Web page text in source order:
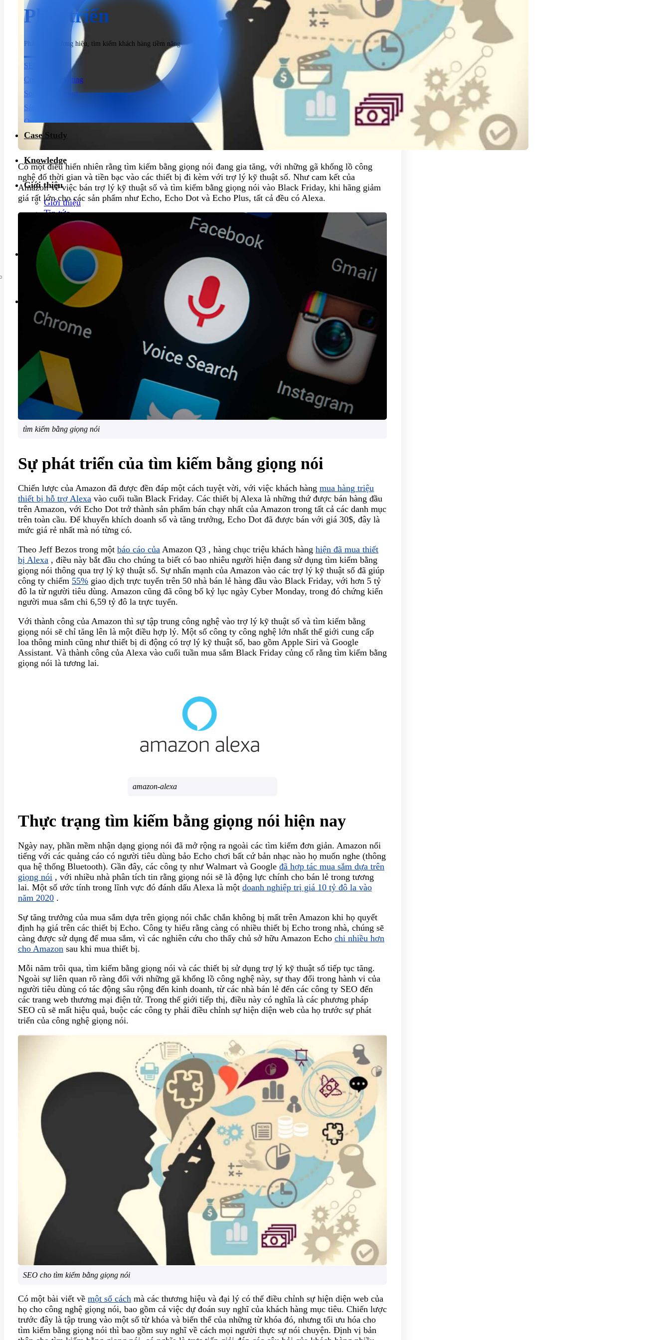
Phát triển
Phát triển thương hiệu, tìm kiếm khách hàng tiềm năng
SEO
Content Marketing
Social Marketing
Sản xuất hình ảnh & Video
Quảng cáo trả phí
Dịch vụ chăm sóc website
Case Study
Knowledge
Giới thiệu
Giới thiệu
Tin tức
Sự kiện
Liên hệ
Có một điều hiển nhiên rằng tìm kiếm bằng giọng nói đang gia tăng, với những gã khổng lồ công
nghệ đổ thời gian và tiền bạc vào các thiết bị đi kèm với trợ lý kỹ thuật số. Như cam kết của
Amazon về việc bán trợ lý kỹ thuật số và tìm kiếm bằng giọng nói vào Black Friday, khi hãng giảm
giá rất lớn cho các sản phẩm như Echo, Echo Dot và Echo Plus, tất cả đều có Alexa.
tìm kiếm bằng giọng nói
Sự phát triển của tìm kiếm bằng giọng nói
Chiến lược của Amazon đã được đền đáp một cách tuyệt vời, với việc khách hàng mua hàng triệu
thiết bị hỗ trợ Alexa vào cuối tuần Black Friday. Các thiết bị Alexa là những thứ được bán hàng đầu
trên Amazon, với Echo Dot trở thành sản phẩm bán chạy nhất của Amazon trong tất cả các danh mục
trên toàn cầu. Để khuyến khích doanh số và tăng trưởng, Echo Dot đã được bán với giá 30$, đây là
mức giá rẻ nhất mà nó từng có.
Theo Jeff Bezos trong một báo cáo của Amazon Q3 , hàng chục triệu khách hàng hiện đã mua thiết
bị Alexa , điều này bắt đầu cho chúng ta biết có bao nhiêu người hiện đang sử dụng tìm kiếm bằng
giọng nói thông qua trợ lý kỹ thuật số. Sự nhấn mạnh của Amazon vào các trợ lý kỹ thuật số đã giúp
công ty chiếm 55% giao dịch trực tuyến trên 50 nhà bán lẻ hàng đầu vào Black Friday, với hơn 5 tỷ
đô la từ người tiêu dùng. Amazon cũng đã công bố kỷ lục ngày Cyber ​​Monday, trong đó chứng kiến ​​
người mua sắm chi 6,59 tỷ đô la trực tuyến.
Với thành công của Amazon thì sự tập trung công nghệ vào trợ lý kỹ thuật số và tìm kiếm bằng
giọng nói sẽ chỉ tăng lên là một điều hợp lý. Một số công ty công nghệ lớn nhất thế giới cung cấp
loa thông minh cũng như thiết bị di động có trợ lý kỹ thuật số, bao gồm Apple Siri và Google
Assistant. Và thành công của Alexa vào cuối tuần mua sắm Black Friday củng cố rằng tìm kiếm bằng
giọng nói là tương lai.
amazon-alexa
Thực trạng tìm kiếm bằng giọng nói hiện nay
Ngày nay, phần mềm nhận dạng giọng nói đã mở rộng ra ngoài các tìm kiếm đơn giản. Amazon nổi
tiếng với các quảng cáo có người tiêu dùng bảo Echo chơi bất cứ bản nhạc nào họ muốn nghe (thông
qua hệ thống Bluetooth). Gần đây, các công ty như Walmart và Google đã hợp tác mua sắm dựa trên
giọng nói , với nhiều nhà phân tích tin rằng giọng nói sẽ là động lực chính cho bán lẻ trong tương
lai. Một số ước tính trong lĩnh vực đó đánh dấu Alexa là một doanh nghiệp trị giá 10 tỷ đô la vào
năm 2020 .
Sự tăng trưởng của mua sắm dựa trên giọng nói chắc chắn không bị mất trên Amazon khi họ quyết
định hạ giá trên các thiết bị Echo. Công ty hiểu rằng càng có nhiều thiết bị Echo trong nhà, chúng sẽ
càng được sử dụng để mua sắm, vì các nghiên cứu cho thấy chủ sở hữu Amazon Echo chi nhiều hơn
cho Amazon sau khi mua thiết bị.
Mỗi năm trôi qua, tìm kiếm bằng giọng nói và các thiết bị sử dụng trợ lý kỹ thuật số tiếp tục tăng.
Ngoài sự liên quan rõ ràng đối với những gã khổng lồ công nghệ này, sự thay đổi trong hành vi của
người tiêu dùng có tác động sâu rộng đến kinh doanh, từ các nhà bán lẻ đến các công ty SEO đến
các trang web thương mại điện tử. Trong thế giới tiếp thị, điều này có nghĩa là các phương pháp
SEO cũ sẽ mất hiệu quả, buộc các công ty phải điều chỉnh sự hiện diện web của họ trước sự phát
triển của công nghệ giọng nói.
SEO cho tìm kiếm bằng giọng nói
Có một bài viết về một số cách mà các thương hiệu và đại lý có thể điều chỉnh sự hiện diện web của
họ cho công nghệ giọng nói, bao gồm cả việc dự đoán suy nghĩ của khách hàng mục tiêu. Chiến lược
trước đây là tập trung vào một số từ khóa và biến thể của những từ khóa đó, nhưng tối ưu hóa cho
tìm kiếm bằng giọng nói thì bao gồm suy nghĩ về cách mọi người thực sự nói chuyện. Định vị bản